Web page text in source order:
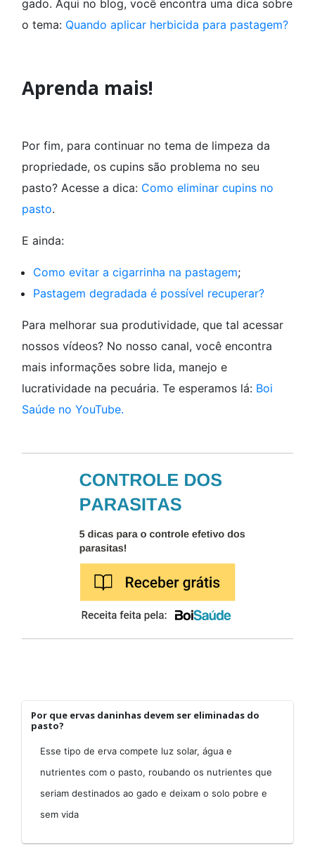
gado. Aqui no blog, você encontra uma dica sobre
o tema: Quando aplicar herbicida para pastagem?
Aprenda mais!
Por fim, para continuar no tema de limpeza da
propriedade, os cupins são problema no seu
pasto? Acesse a dica: Como eliminar cupins no
pasto.
E ainda:
Como evitar a cigarrinha na pastagem;
Pastagem degradada é possível recuperar?
Para melhorar sua produtividade, que tal acessar
nossos vídeos? No nosso canal, você encontra
mais informações sobre lida, manejo e
lucratividade na pecuária. Te esperamos lá: Boi
Saúde no YouTube.
Por que ervas daninhas devem ser eliminadas do
pasto?
Esse tipo de erva compete luz solar, água e
nutrientes com o pasto, roubando os nutrientes que
seriam destinados ao gado e deixam o solo pobre e
sem vida